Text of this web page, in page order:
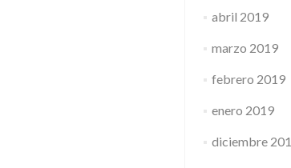
abril 2019
marzo 2019
febrero 2019
enero 2019
diciembre